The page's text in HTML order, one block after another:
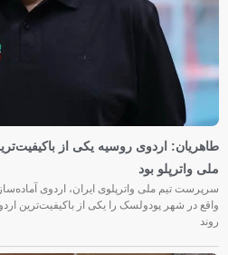
طاهریان: اردوی روسیه یکی از
ملی واترپلو بود
سرپرست تیم ملی واترپلوی ایران، اردوی
واقع در شهر پودولسک را یکی از باکیفیت‌ترین
روند